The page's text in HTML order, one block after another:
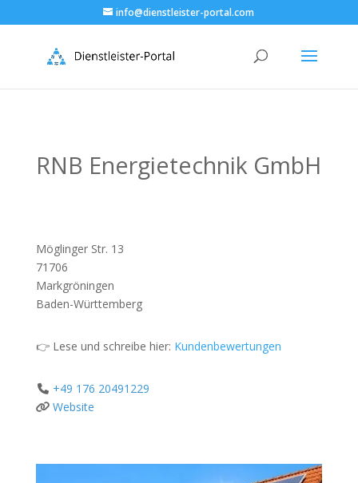
info@dienstleister-portal.com
RNB Energietechnik GmbH
Möglinger Str. 13
71706
Markgröningen
Baden-Württemberg
👉 Lese und schreibe hier: Kundenbewertungen
+49 176 20491229
Website